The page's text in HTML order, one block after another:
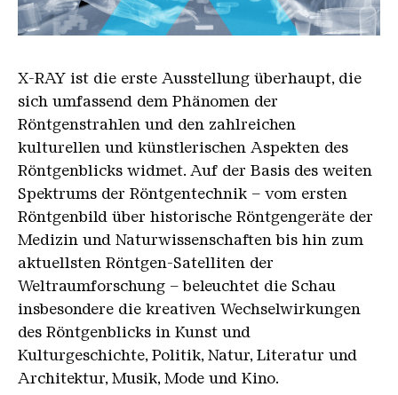
X RAY neu
X-RAY ist die erste Ausstellung überhaupt, die
sich umfassend dem Phänomen der
Röntgenstrahlen und den zahlreichen
kulturellen und künstlerischen Aspekten des
Röntgenblicks widmet. Auf der Basis des weiten
Spektrums der Röntgentechnik – vom ersten
Röntgenbild über historische Röntgengeräte der
Medizin und Naturwissenschaften bis hin zum
aktuellsten Röntgen-Satelliten der
Weltraumforschung – beleuchtet die Schau
insbesondere die kreativen Wechselwirkungen
des Röntgenblicks in Kunst und
Kulturgeschichte, Politik, Natur, Literatur und
Architektur, Musik, Mode und Kino.